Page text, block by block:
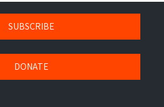
SUBSCRIBE
DONATE